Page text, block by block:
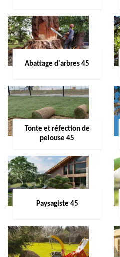
Abattage d'arbres 45
Tonte et réfection de
pelouse 45
Paysagiste 45